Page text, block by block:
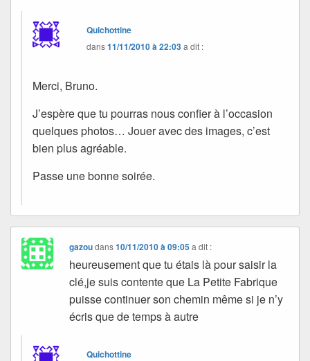
Quichottine
dans11/11/2010 à 22:03a dit :
Merci, Bruno.
J’espère que tu pourras nous confier à l’occasion
quelques photos… Jouer avec des images, c’est
bien plus agréable.
Passe une bonne soirée.
gazoudans10/11/2010 à 09:05 a dit :
heureusement que tu étais là pour saisir la
clé,je suis contente que La Petite Fabrique
puisse continuer son chemin même si je n’y
écris que de temps à autre
Quichottine